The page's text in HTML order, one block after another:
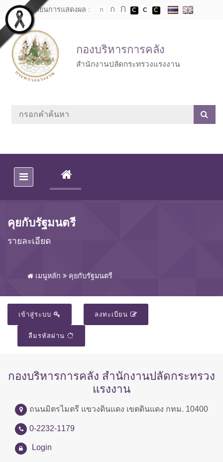
Skip to main content
เปลี่ยนการแสดงผล :
กองบริหารการคลัง
สำนักงานปลัดกระทรวงแรงงาน
(CURRENT)
คุยกับรัฐมนตรี
รายละเอียด
เมนูหลัก คุยกับรัฐมนตรี
เข้าสู่ระบบ ลงทะเบียน
ลืมรหัสผ่าน
กองบริหารการคลัง สำนักงานปลัดกระทรวง
แรงงาน
ถนนมิตรไมตรี แขวงดินแดง เขตดินแดง กทม. 10400
0-2232-1179
Login